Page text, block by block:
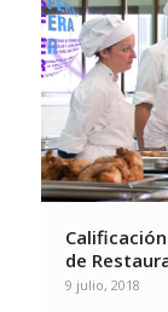
de
9 julio, 2018